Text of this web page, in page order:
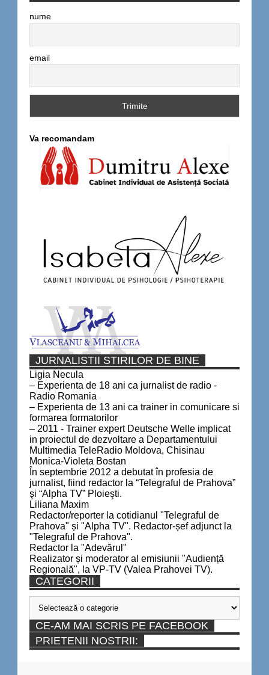
nume
email
Va recomandam
JURNALISTII STIRILOR DE BINE
Ligia Necula
– Experienta de 18 ani ca jurnalist de radio -
Radio Romania
– Experienta de 13 ani ca trainer in comunicare si
formarea formatorilor
– 2011 - Trainer expert Deutsche Welle implicat
in proiectul de dezvoltare a Departamentului
Multimedia TeleRadio Moldova, Chisinau
Monica-Violeta Bostan
În septembrie 2012 a debutat în profesia de
jurnalist, fiind redactor la “Telegraful de Prahova”
şi “Alpha TV” Ploieşti.
Liliana Maxim
Redactor/reporter la cotidianul "Telegraful de
Prahova" și "Alpha TV". Redactor-șef adjunct la
"Telegraful de Prahova".
Redactor la "Adevărul"
Realizator și moderator al emisiunii "Audiență
Regională", la VP-TV (Valea Prahovei TV).
CATEGORII
Categorii
CE-AM MAI SCRIS PE FACEBOOK
PRIETENII NOSTRII: